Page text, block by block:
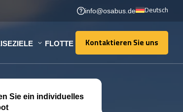
info@osabus.de Deutsch
FLOTTE Kontaktieren Sie uns
Kontaktieren Sie uns
Sie ein individuelles